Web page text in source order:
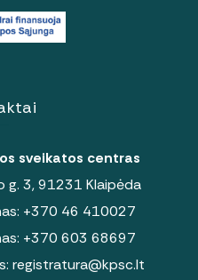
sveikatos centras
g. 3, 91231 Klaipėda
+370 46 410027
+370 603 68697
registratura@kpsc.lt